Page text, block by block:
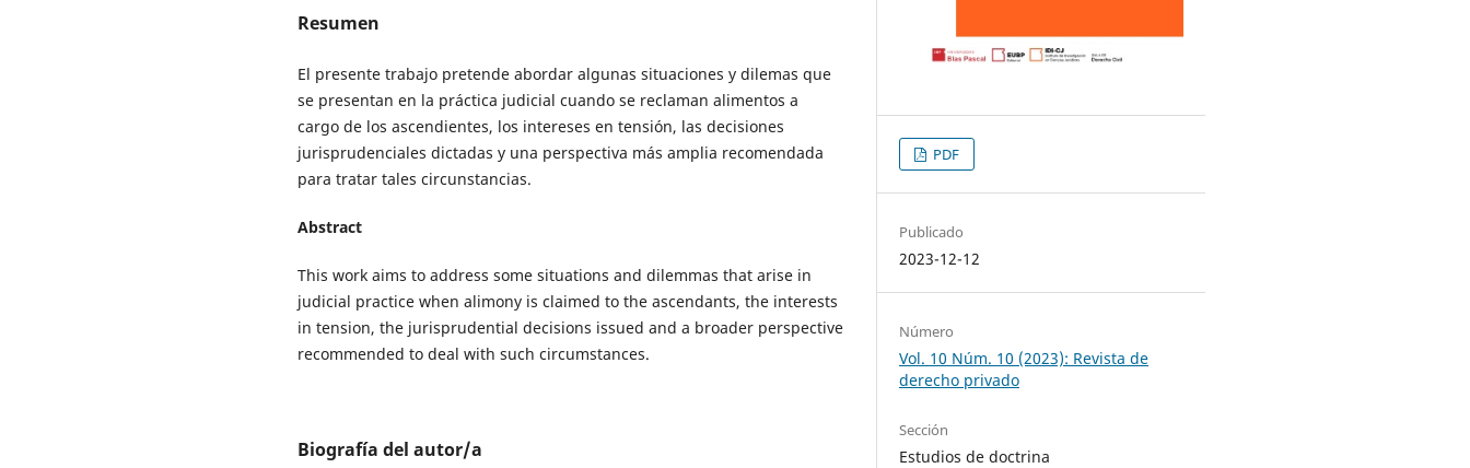
Resumen
El presente trabajo pretende abordar algunas situaciones y dilemas que
se presentan en la práctica judicial cuando se reclaman alimentos a
cargo de los ascendientes, los intereses en tensión, las decisiones
jurisprudenciales dictadas y una perspectiva más amplia recomendada
para tratar tales circunstancias.
Abstract
This work aims to address some situations and dilemmas that arise in
judicial practice when alimony is claimed to the ascendants, the interests
in tension, the jurisprudential decisions issued and a broader perspective
recommended to deal with such circumstances.
Biografía del autor/a
PDF
Publicado
2023-12-12
Número
Vol. 10 Núm. 10 (2023): Revista de
derecho privado
Sección
Estudios de doctrina